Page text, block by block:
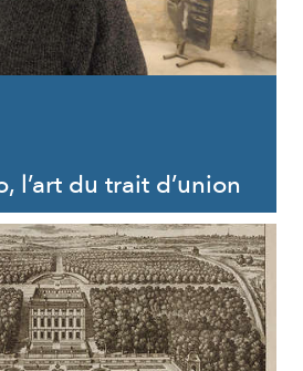
l’art du trait d’union